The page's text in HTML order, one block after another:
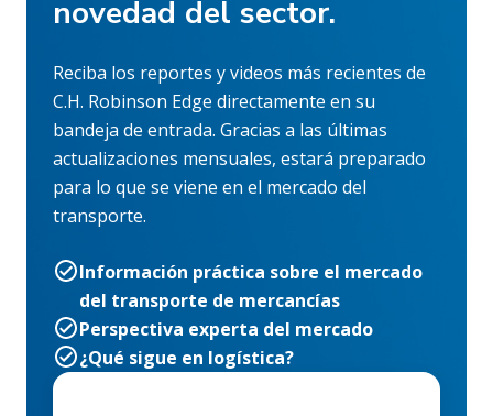
novedad del sector.
Reciba los reportes y videos más recientes de
C.H. Robinson Edge directamente en su
bandeja de entrada. Gracias a las últimas
actualizaciones mensuales, estará preparado
para lo que se viene en el mercado del
transporte.
Información práctica sobre el mercado
del transporte de mercancías
Perspectiva experta del mercado
¿Qué sigue en logística?